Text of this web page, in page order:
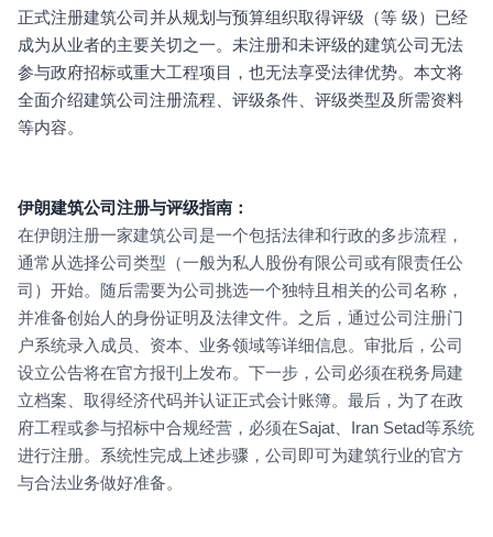
正式注册建筑公司并从规划与预算组织取得评级（等 级）已经
成为从业者的主要关切之一。未注册和未评级的建筑公司无法
参与政府招标或重大工程项目，也无法享受法律优势。本文将
全面介绍建筑公司注册流程、评级条件、评级类型及所需资料
等内容。
伊朗建筑公司注册与评级指南：
在伊朗注册一家建筑公司是一个包括法律和行政的多步流程，
通常从选择公司类型（一般为私人股份有限公司或有限责任公
司）开始。随后需要为公司挑选一个独特且相关的公司名称，
并准备创始人的身份证明及法律文件。之后，通过公司注册门
户系统录入成员、资本、业务领域等详细信息。审批后，公司
设立公告将在官方报刊上发布。下一步，公司必须在税务局建
立档案、取得经济代码并认证正式会计账簿。最后，为了在政
府工程或参与招标中合规经营，必须在Sajat、Iran Setad等系统
进行注册。系统性完成上述步骤，公司即可为建筑行业的官方
与合法业务做好准备。